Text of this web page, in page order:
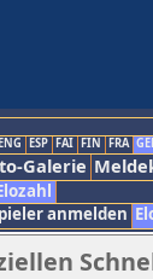
ESP FAI FIN FRA
Galerie
anmelden